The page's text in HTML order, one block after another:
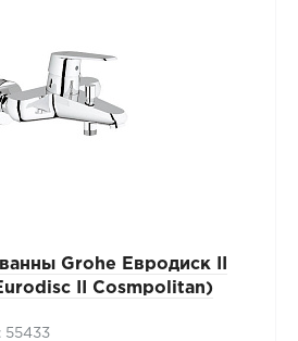
Grohe Евродиск II
II Cosmpolitan)
55433